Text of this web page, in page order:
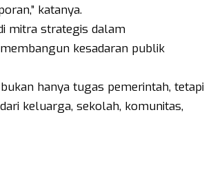
katanya.
mitra strategis dalam
kesadaran publik
hanya tugas pemerintah, tetapi
keluarga, sekolah, komunitas,